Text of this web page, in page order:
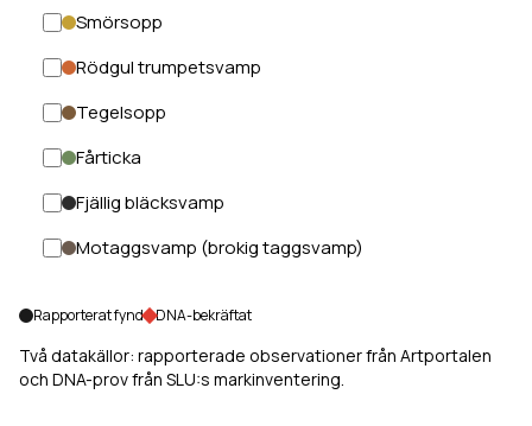
Smörsopp
Rödgul trumpetsvamp
Tegelsopp
Fårticka
Fjällig bläcksvamp
Motaggsvamp (brokig taggsvamp)
Rapporterat fynd DNA-bekräftat
Två datakällor: rapporterade observationer från Artportalen
och DNA-prov från SLU:s markinventering.